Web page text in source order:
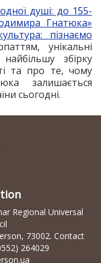
душі: до 155-
Гнатюка»
пізнаємо
унікальні
збірку
та про те, чому
залишається
сьогодні.
Regional Universal
73002. Contact
264029